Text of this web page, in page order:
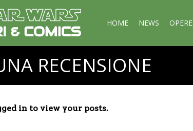
HOME NEWS OPERE
RECENSIONE
in to view your posts.